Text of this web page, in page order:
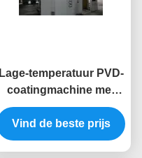
Lage-temperatuur PVD-
coatingmachine met
meerdere decoratieve
kleuren en uniforme
ionenbron voor
Vind de beste prijs